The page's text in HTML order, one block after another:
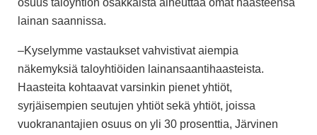
osuus taloyhtiön osakkaista aiheuttaa omat haasteensa
lainan saannissa.
–Kyselymme vastaukset vahvistivat aiempia
näkemyksiä taloyhtiöiden lainansaantihaasteista.
Haasteita kohtaavat varsinkin pienet yhtiöt,
syrjäisempien seutujen yhtiöt sekä yhtiöt, joissa
vuokranantajien osuus on yli 30 prosenttia, Järvinen